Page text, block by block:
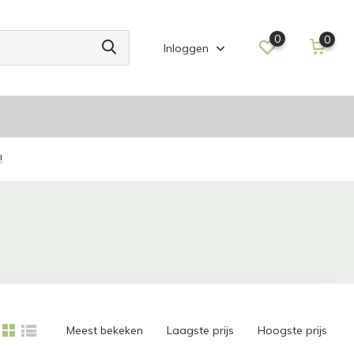
Inloggen
0 0
Meest bekeken Laagste prijs Hoogste prijs